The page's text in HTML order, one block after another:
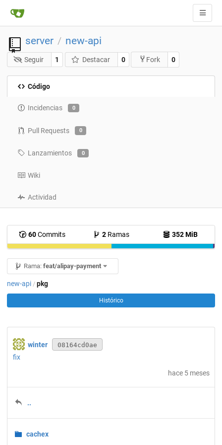
server / new-api
Seguir 1 Destacar 0 Fork 0
Código
Incidencias 0
Pull Requests 0
Lanzamientos 0
Wiki
Actividad
60Commits 2Ramas 352 MiB
Rama: feat/alipay-payment
new-api / pkg
Histórico
winter 08164cd0ae
fix
hace 5 meses
..
cachex